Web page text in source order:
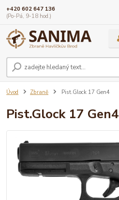
+420 602 647 136
(Po-Pá, 9-18 hod.)
Úvod Zbraně Pist.Glock 17 Gen4
Pist.Glock 17 Gen4